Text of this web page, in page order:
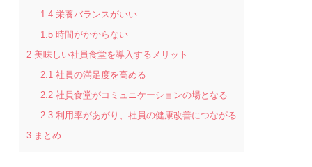
1.4 栄養バランスがいい
1.5 時間がかからない
2 美味しい社員食堂を導入するメリット
2.1 社員の満足度を高める
2.2 社員食堂がコミュニケーションの場となる
2.3 利用率があがり、社員の健康改善につながる
3 まとめ